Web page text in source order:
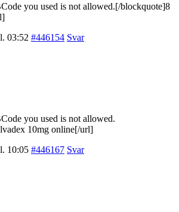
you used is not allowed.[/blockquote]8
03:52 #446154 Svar
you used is not allowed.
10mg online[/url]
10:05 #446167 Svar